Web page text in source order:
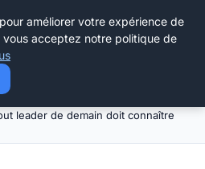
leader de demain doit connaître
améliorer votre expérience de
vous acceptez notre politique de